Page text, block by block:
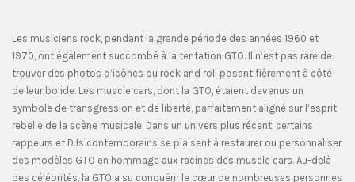
Les musiciens rock, pendant la grande période des années 1960 et
1970, ont également succombé à la tentation GTO. Il n’est pas rare de
trouver des photos d’icônes du rock and roll posant fièrement à côté
de leur bolide. Les muscle cars, dont la GTO, étaient devenus un
symbole de transgression et de liberté, parfaitement aligné sur l’esprit
rebelle de la scène musicale. Dans un univers plus récent, certains
rappeurs et DJs contemporains se plaisent à restaurer ou personnaliser
des modèles GTO en hommage aux racines des muscle cars. Au-delà
des célébrités, la GTO a su conquérir le cœur de nombreuses personnes